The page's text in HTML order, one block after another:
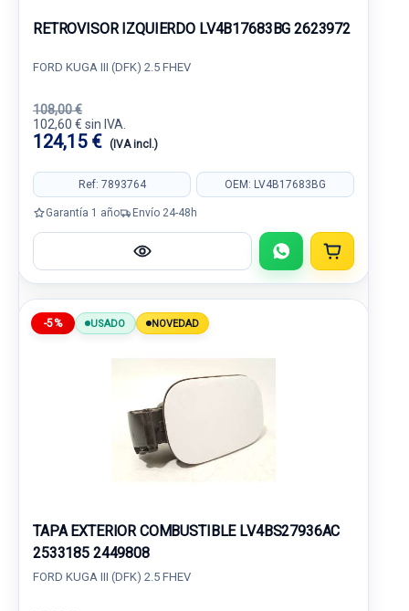
RETROVISOR IZQUIERDO LV4B17683BG 2623972
FORD KUGA III (DFK) 2.5 FHEV
108,00 €
102,60 € sin IVA.
124,15 € (IVA incl.)
Ref: 7893764 OEM: LV4B17683BG
Garantía 1 año Envío 24-48h
-5% USADO NOVEDAD
TAPA EXTERIOR COMBUSTIBLE LV4BS27936AC
2533185 2449808
FORD KUGA III (DFK) 2.5 FHEV